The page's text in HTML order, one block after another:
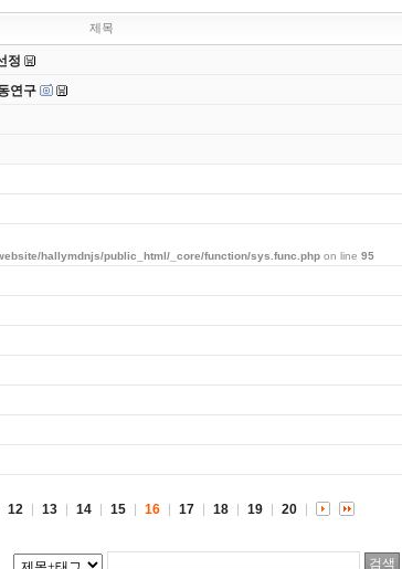
제목
정
연구
hallymdnjs/public_html/_core/function/sys.func.php on line 95
12 13 14 15 16 17 18 19 20